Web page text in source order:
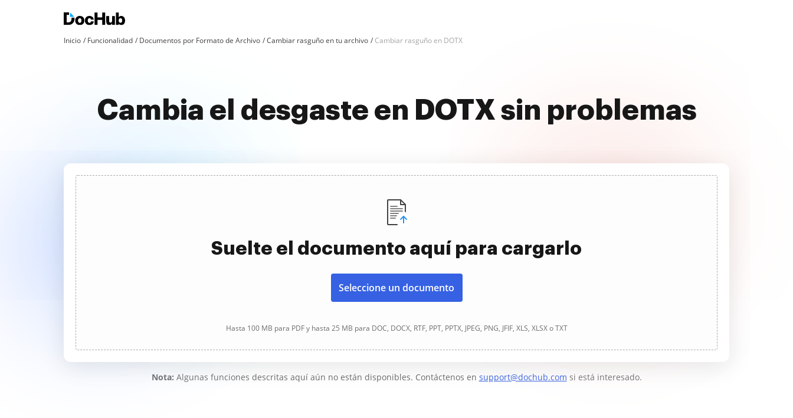
Inicio Funcionalidad Documentos por Formato de Archivo Cambiar rasguño en tu archivo Cambiar rasguño en DOTX
Cambia el desgaste en DOTX sin problemas
Suelte el documento aquí para cargarlo
Seleccione un documento
Hasta 100 MB para PDF y hasta 25 MB para DOC, DOCX, RTF, PPT, PPTX, JPEG, PNG, JFIF, XLS, XLSX o TXT
Nota: Algunas funciones descritas aquí aún no están disponibles. Contáctenos en support@dochub.com si está interesado.